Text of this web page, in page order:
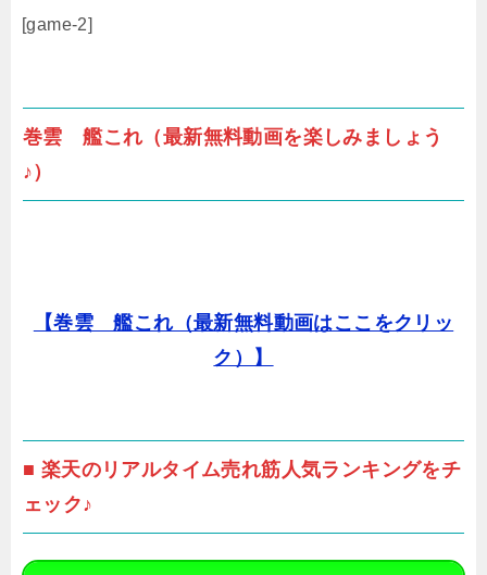
[game-2]
巻雲 艦これ（最新無料動画を楽しみましょう
♪）
【巻雲 艦これ（最新無料動画はここをクリッ
ク）】
■ 楽天のリアルタイム売れ筋人気ランキングをチ
ェック♪